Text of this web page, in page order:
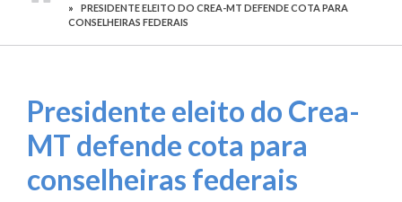
PRESIDENTE ELEITO DO CREA-MT DEFENDE COTA PARA
CONSELHEIRAS FEDERAIS
Presidente eleito do Crea-
MT defende cota para
conselheiras federais